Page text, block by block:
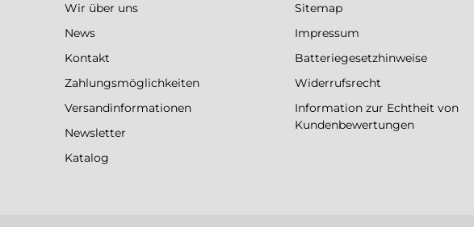
Wir über uns
News
Kontakt
Zahlungsmöglichkeiten
Versandinformationen
Newsletter
Katalog
Sitemap
Impressum
Batteriegesetzhinweise
Widerrufsrecht
Information zur Echtheit von
Kundenbewertungen